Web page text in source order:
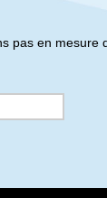
pas en